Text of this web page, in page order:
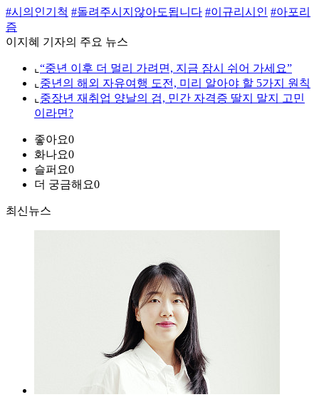
#시의인기척 #돌려주시지않아도됩니다 #이규리시인 #아포리
즘
이지혜 기자의 주요 뉴스
⌞ “중년 이후 더 멀리 가려면, 지금 잠시 쉬어 가세요”
⌞ 중년의 해외 자유여행 도전, 미리 알아야 할 5가지 원칙
⌞ 중장년 재취업 양날의 검, 민간 자격증 딸지 말지 고민
이라면?
좋아요0
화나요0
슬퍼요0
더 궁금해요0
최신뉴스